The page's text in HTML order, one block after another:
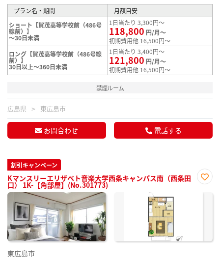
プラン名・期間
月額目安
ショート【賀茂高等学校前（486号
線前）】
～30日未満
1日当たり 3,300円～
118,800 円/月～
初期費用他 16,500円～
ロング【賀茂高等学校前（486号線
前）】
30日以上～360日未満
1日当たり 3,400円～
121,800 円/月～
初期費用他 16,500円～
禁煙ルーム
広島県 東広島市
お問合わせ 電話する
割引キャンペーン
Kマンスリーエリザベト音楽大学西条キャンパス南（西条田
口） 1K-【角部屋】(No.301773)
に入
東広島市